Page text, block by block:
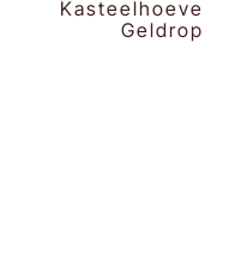
Kasteelhoeve
Geldrop